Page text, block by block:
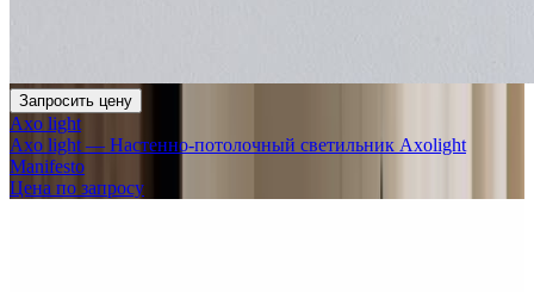
Запросить цену
Axo light
Axo light — Настенно-потолочный светильник Axolight
Manifesto
Цена по запросу